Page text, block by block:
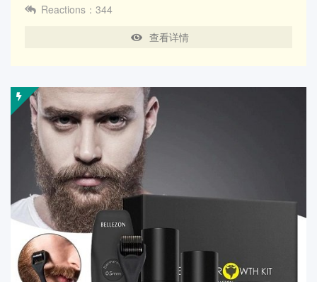
Reactions：344
查看详情